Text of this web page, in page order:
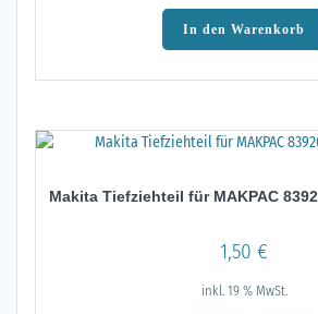
In den Warenkorb
Makita Tiefziehteil für MAKPAC
1,50 €
inkl. 19 % MwSt.